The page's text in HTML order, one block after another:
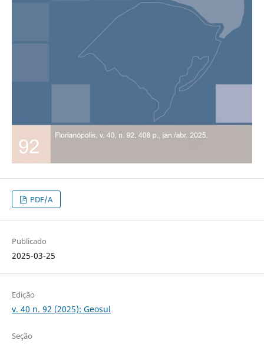
PDF/A
Publicado
2025-03-25
Edição
v. 40 n. 92 (2025): Geosul
Seção